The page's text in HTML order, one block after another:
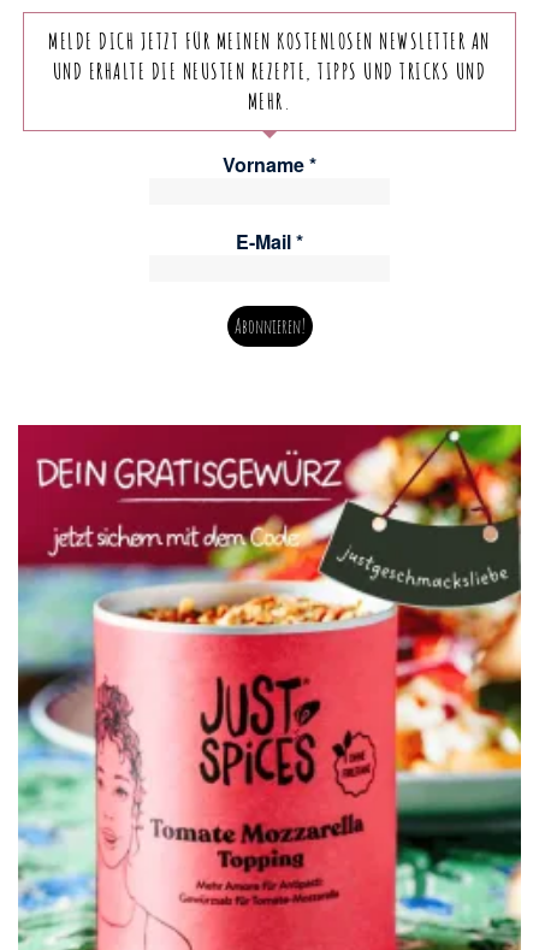
MELDE DICH JETZT FÜR MEINEN KOSTENLOSEN NEWSLETTER AN
UND ERHALTE DIE NEUSTEN REZEPTE, TIPPS UND TRICKS UND
MEHR.
Vorname*
E-Mail*